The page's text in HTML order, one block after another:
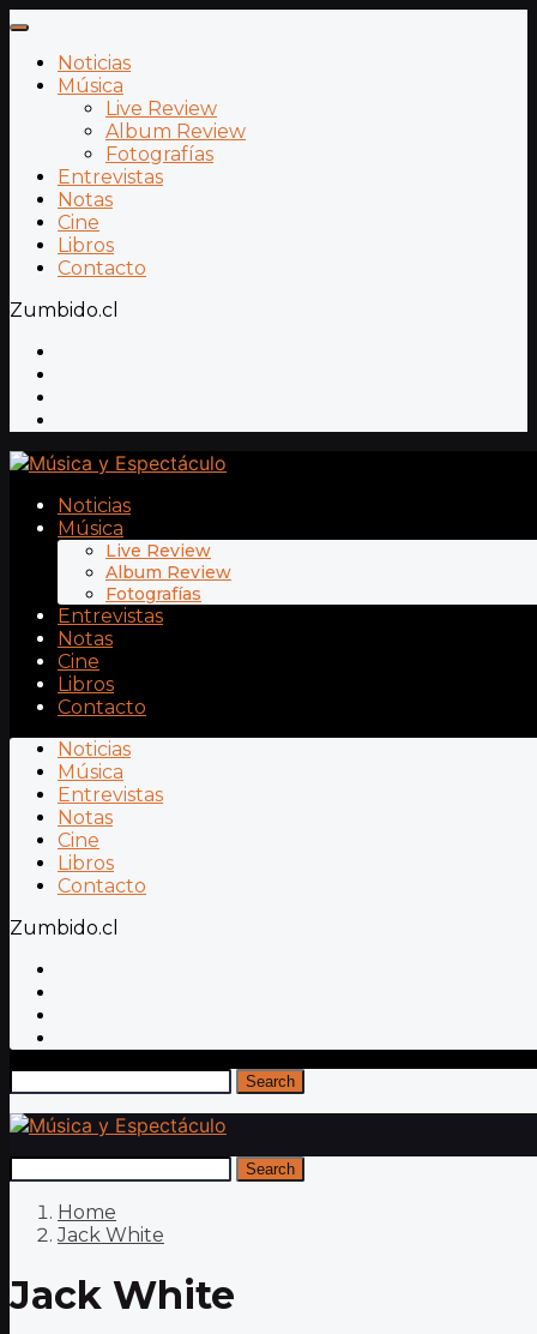
Noticias
Música
Live Review
Album Review
Fotografías
Entrevistas
Notas
Cine
Libros
Contacto
Zumbido.cl
Noticias
Música
Live Review
Album Review
Fotografías
Entrevistas
Notas
Cine
Libros
Contacto
Noticias
Música
Entrevistas
Notas
Cine
Libros
Contacto
Zumbido.cl
Search
Search
Home
Jack White
Jack White